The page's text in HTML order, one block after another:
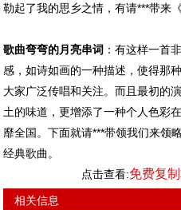
勒起了我的思乡之情，有请***带来
歌曲弯弯的月亮串词 ：有这样一首
感，如诗如画的一种描述，使得那
大家广泛传唱和关注。而且最初的
土的味道，更增添了一种个人色彩
靡全国。下面就请***带领我们来领
经典歌曲。
点击查看:免费复
相关信息